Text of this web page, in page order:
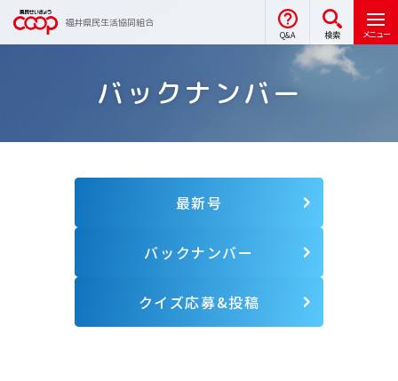
福井県民生活協同組合
Q&A 検索 メニュー
バックナンバー
最新号
バックナンバー
クイズ応募&投稿